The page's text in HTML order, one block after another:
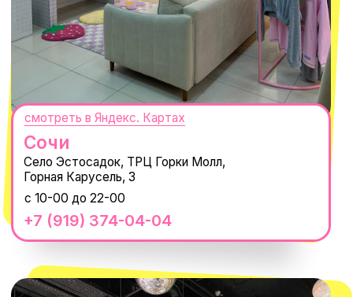
Size guide
Обмен и возврат
Вакансии
Реквизиты
Наши проекты
Новости
Нажимая "Подписаться", вы соглашаетесь с
персональных данныхиСогласием на рассылку электронных
сообщений
ПОДПИСАТЬСЯ
@MACROCOSM_STORE
000+ подписчиков
канале